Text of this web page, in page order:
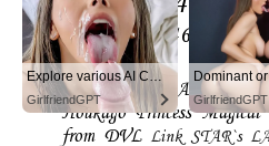
Explore various AI Characters on GirlfriendGPT
GirlfriendGPT GirlfriendGPT
Keyakizaka46
SUPER☆GiRLS
Dempagumi.inc Angerme
Houkago Princess Magical
from DVL Link STAR`s